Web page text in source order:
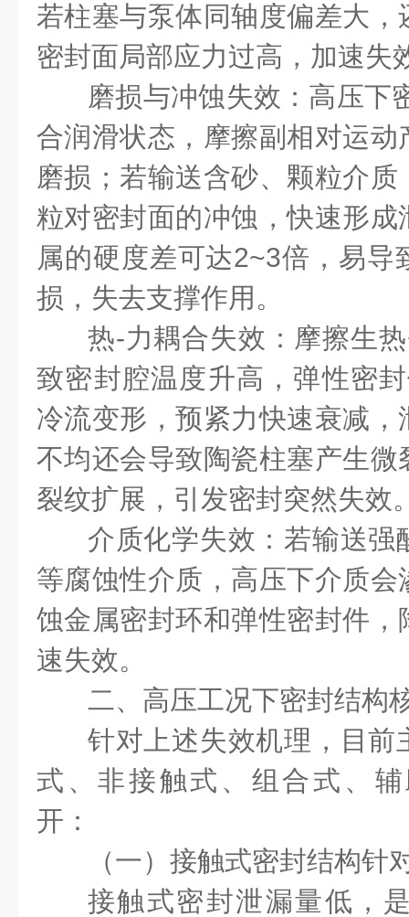
若柱塞与泵体同轴度偏差大
密封面局部应力过高，加速
磨损与冲蚀失效：高压下
合润滑状态，摩擦副相对运
磨损；若输送含砂、颗粒介
粒对密封面的冲蚀，快速形
属的硬度差可达2~3倍，易导
损，失去支撑作用。
热-力耦合失效：摩擦生
致密封腔温度升高，弹性密
冷流变形，预紧力快速衰减
不均还会导致陶瓷柱塞产生
裂纹扩展，引发密封突然失
介质化学失效：若输送强
等腐蚀性介质，高压下介质
蚀金属密封环和弹性密封件
速失效。
二、高压工况下密封结构
针对上述失效机理，目前
式、非接触式、组合式、
开：
（一）接触式密封结构
接触式密封泄漏量低，